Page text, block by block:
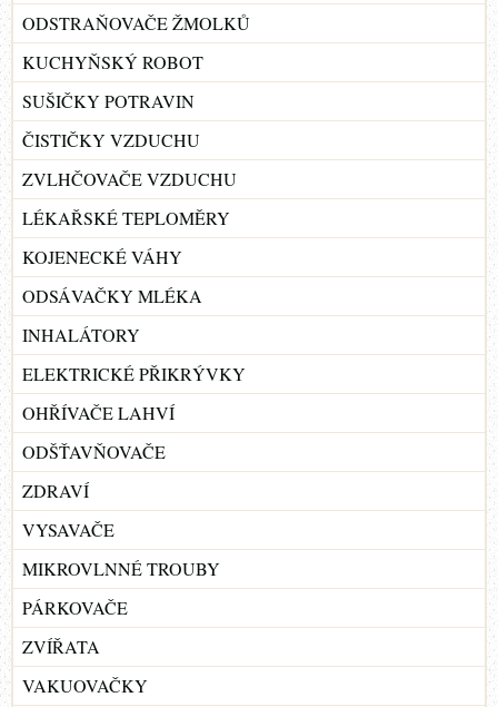
ODSTRAŇOVAČE ŽMOLKŮ
KUCHYŇSKÝ ROBOT
SUŠIČKY POTRAVIN
ČISTIČKY VZDUCHU
ZVLHČOVAČE VZDUCHU
LÉKAŘSKÉ TEPLOMĚRY
KOJENECKÉ VÁHY
ODSÁVAČKY MLÉKA
INHALÁTORY
ELEKTRICKÉ PŘIKRÝVKY
OHŘÍVAČE LAHVÍ
ODŠŤAVŇOVAČE
ZDRAVÍ
VYSAVAČE
MIKROVLNNÉ TROUBY
PÁRKOVAČE
ZVÍŘATA
VAKUOVAČKY